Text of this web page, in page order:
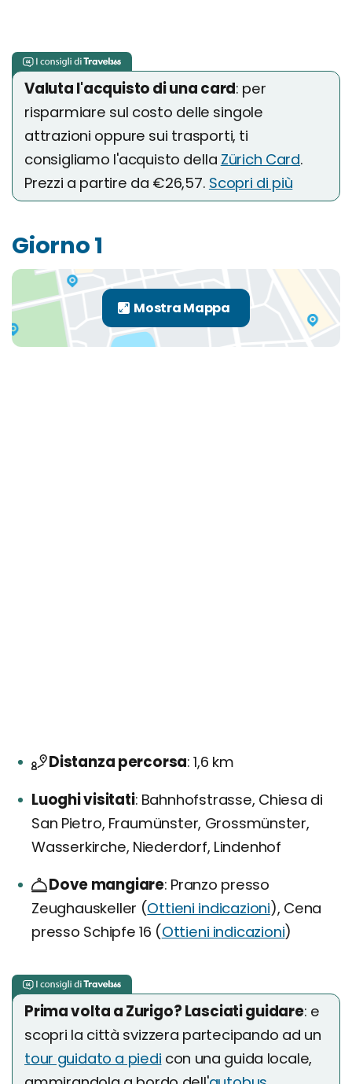
Valuta l'acquisto di una card: per
risparmiare sul costo delle singole
attrazioni oppure sui trasporti, ti
consigliamo l'acquisto della Zürich Card.
Prezzi a partire da €26,57. Scopri di più
Giorno 1
Distanza percorsa 1,6 km
Luoghi visitati Bahnhofstrasse, Chiesa di
San Pietro, Fraumünster, Grossmünster,
Wasserkirche, Niederdorf, Lindenhof
Dove mangiare Pranzo presso
Zeughauskeller (Ottieni indicazioni), Cena
presso Schipfe 16 (Ottieni indicazioni)
Prima volta a Zurigo? Lasciati guidare: e
scopri la città svizzera partecipando ad un
tour guidato a piedi con una guida locale,